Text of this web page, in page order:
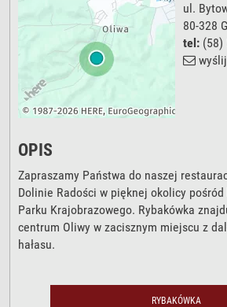
ul.
80-328
tel: (58)
OPIS
Zapraszamy Państwa do naszej
Dolinie Radości w pięknej okolicy
Parku Krajobrazowego. Rybakówka
centrum Oliwy w zacisznym miejscu z
hałasu.
RYBAKÓWKA